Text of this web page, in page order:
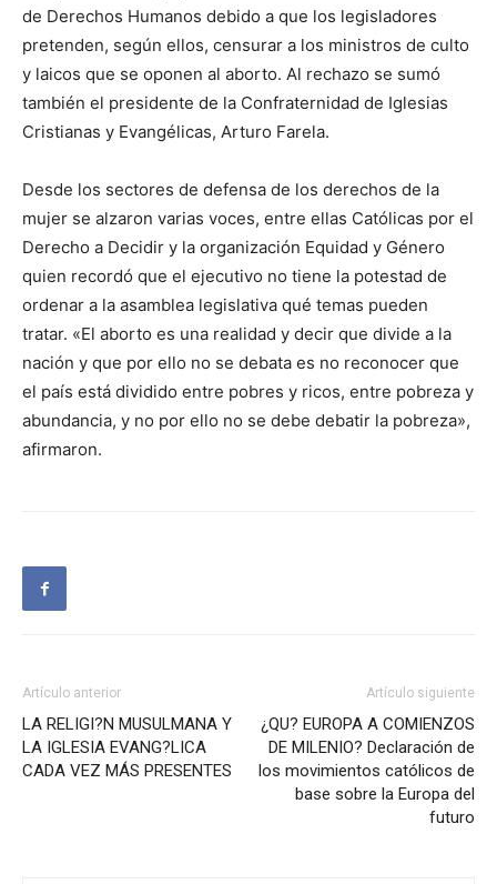
de Derechos Humanos debido a que los legisladores
pretenden, según ellos, censurar a los ministros de culto
y laicos que se oponen al aborto. Al rechazo se sumó
también el presidente de la Confraternidad de Iglesias
Cristianas y Evangélicas, Arturo Farela.
Desde los sectores de defensa de los derechos de la
mujer se alzaron varias voces, entre ellas Católicas por el
Derecho a Decidir y la organización Equidad y Género
quien recordó que el ejecutivo no tiene la potestad de
ordenar a la asamblea legislativa qué temas pueden
tratar. «El aborto es una realidad y decir que divide a la
nación y que por ello no se debata es no reconocer que
el país está dividido entre pobres y ricos, entre pobreza y
abundancia, y no por ello no se debe debatir la pobreza»,
afirmaron.
Artículo anterior
LA RELIGI?N MUSULMANA Y
LA IGLESIA EVANG?LICA
CADA VEZ MÁS PRESENTES
Artículo siguiente
¿QU? EUROPA A COMIENZOS
DE MILENIO? Declaración de
los movimientos católicos de
base sobre la Europa del
futuro